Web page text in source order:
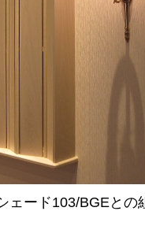
ェード103/BGEとの